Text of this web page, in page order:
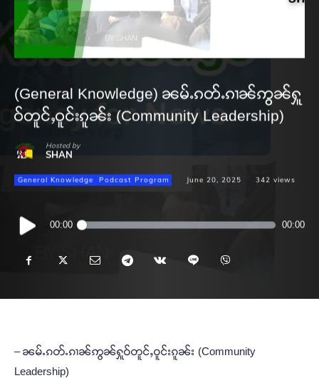
(General Knowledge) ၼမ်ႉၵတ်ႉၵၢၼ်ဢွၼ်ႁူ
ဝ်တူင်ႇဝူင်းၵူၼ်း (Community Leadership)
Hosted by
SHAN
General Knowledge Podcast Program June 20, 2025 342 views
Audio
Player
00:00 00:00
– ၼမ်ႉၵတ်ႉၵၢၼ်ဢွၼ်ႁူဝ်တူင်ႇဝူင်းၵူၼ်း (Community
Leadership)